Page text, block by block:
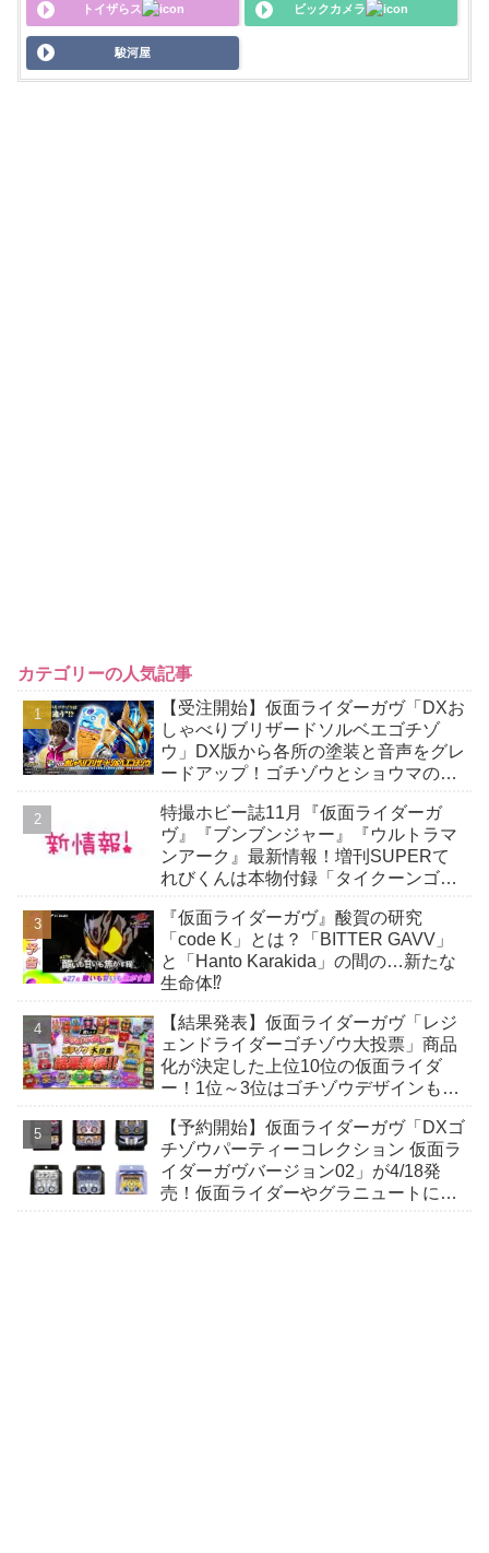
トイザらス ビックカメラ
駿河屋
カテゴリーの人気記事
【受注開始】仮面ライダーガヴ「DXお
しゃべりブリザードソルベエゴチゾ
ウ」DX版から各所の塗装と音声をグレ
ードアップ！ゴチゾウとショウマのボ
特撮ホビー誌11月『仮面ライダーガ
ヴ』『ブンブンジャー』『ウルトラマ
ンアーク』最新情報！増刊SUPERて
れびくんは本物付録「タイクーンゴチ
『仮面ライダーガヴ』酸賀の研究
「code K」とは？「BITTER GAVV」
と「Hanto Karakida」の間の…新たな
生命体⁉
【結果発表】仮面ライダーガヴ「レジ
ェンドライダーゴチゾウ大投票」商品
化が決定した上位10位の仮面ライダ
ー！1位～3位はゴチゾウデザインも先
【予約開始】仮面ライダーガヴ「DXゴ
チゾウパーティーコレクション 仮面ラ
イダーガヴバージョン02」が4/18発
売！仮面ライダーやグラニュートに扮